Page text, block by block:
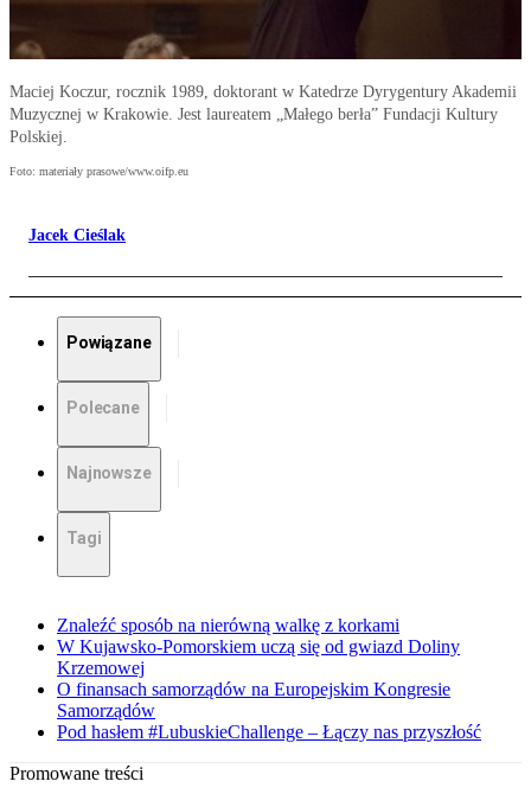
Maciej Koczur, rocznik 1989, doktorant w Katedrze Dyrygentury Akademii
Muzycznej w Krakowie. Jest laureatem „Małego berła” Fundacji Kultury
Polskiej.
Foto: materiały prasowe/www.oifp.eu
Jacek Cieślak
Powiązane
Polecane
Najnowsze
Tagi
Znaleźć sposób na nierówną walkę z korkami
W Kujawsko-Pomorskiem uczą się od gwiazd Doliny
Krzemowej
O finansach samorządów na Europejskim Kongresie
Samorządów
Pod hasłem #LubuskieChallenge – Łączy nas przyszłość
Promowane treści